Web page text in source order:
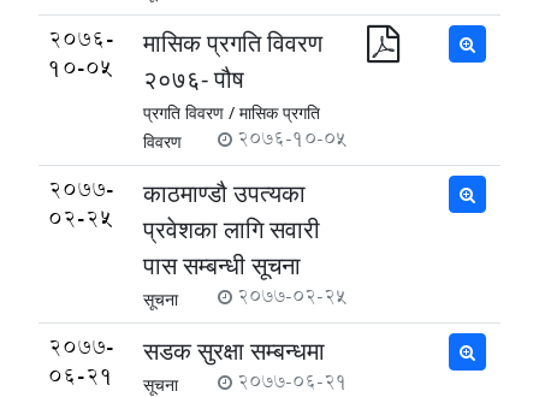
2076-
10-05
मासिक प्रगति विवरण
२०७६- पौष
प्रगति विवरण / मासिक प्रगति
विवरण
2076-10-05
2077-
02-25
काठमाण्डौ उपत्यका
प्रवेशका लागि सवारी
पास सम्बन्धी सूचना
सूचना 2077-02-25
2077-
06-21
सडक सुरक्षा सम्बन्धमा
सूचना 2077-06-21